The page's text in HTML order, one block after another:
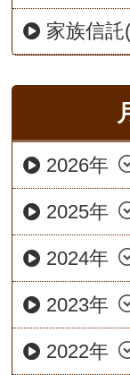
家族信託
2026年
2025年
2024年
2023年
2022年